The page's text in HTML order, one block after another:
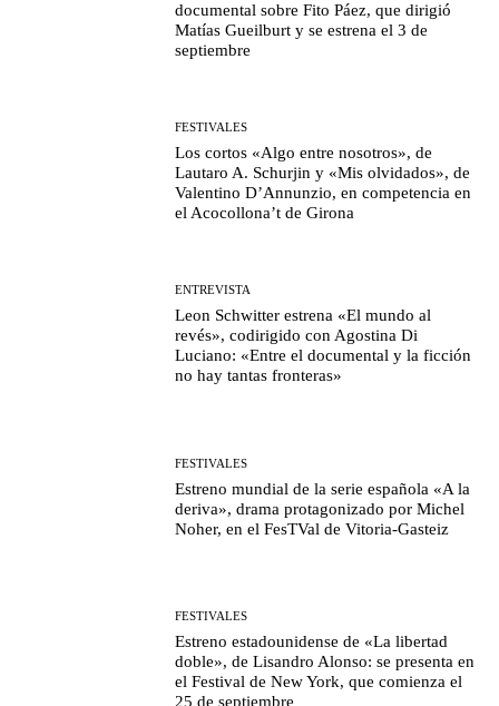
documental sobre Fito Páez, que dirigió
Matías Gueilburt y se estrena el 3 de
septiembre
FESTIVALES
Los cortos «Algo entre nosotros», de
Lautaro A. Schurjin y «Mis olvidados», de
Valentino D’Annunzio, en competencia en
el Acocollona’t de Girona
ENTREVISTA
Leon Schwitter estrena «El mundo al
revés», codirigido con Agostina Di
Luciano: «Entre el documental y la ficción
no hay tantas fronteras»
FESTIVALES
Estreno mundial de la serie española «A la
deriva», drama protagonizado por Michel
Noher, en el FesTVal de Vitoria-Gasteiz
FESTIVALES
Estreno estadounidense de «La libertad
doble», de Lisandro Alonso: se presenta en
el Festival de New York, que comienza el
25 de septiembre